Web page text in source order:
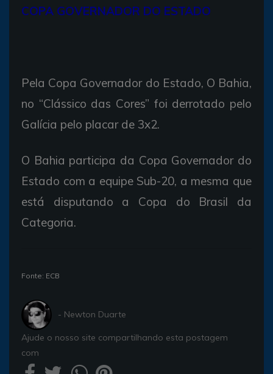
COPA GOVERNADOR DO ESTADO
Pela Copa Governador do Estado, O Bahia,
no “Clássico das Cores” foi derrotado pelo
Galícia pelo placar de 3x2.
O Bahia participa da Copa Governador do
Estado com a equipe Sub-20, a mesma que
está disputando a Copa do Brasil da
Categoria.
Fonte: ECB
- Newton Duarte
Ajude o nosso site compartilhando esta postagem
com